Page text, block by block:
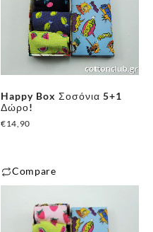
Happy Box Σοσόνια 5+1
Δώρο!
€14,90
Compare